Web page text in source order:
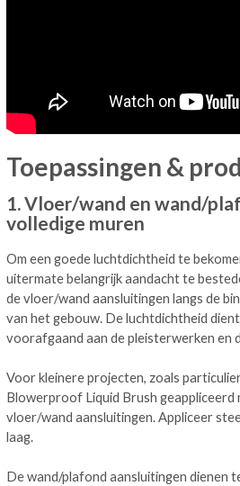
Toepassingen &
1. Vloer/wand en wand/
volledige muren
Om een goede luchtdichtheid te
uitermate belangrijk aandacht te
de vloer/wand aansluitingen langs de
van het gebouw. De luchtdichtheid
voorafgaand aan de pleisterwerken en
Voor kleinere projecten, zoals
Blowerproof Liquid Brush
vloer/wand aansluitingen. Appliceer
laag.
De wand/plafond aansluitingen dienen